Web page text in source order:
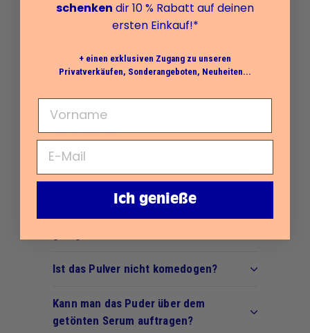
Kann mattierendes Puder eine
Enthält dieses Pulver Talkum?
Kann das Puder die Haut
austrocknen?
Kann man den Puder direkt auf die
ungeschminkte Haut auftragen?
Ist das Puder für empfindliche Haut
Ist das Pulver nicht komedogen?
Kann man das Puder über dem
getönten Serum auftragen?
schenken dir 10 % Rabatt auf deinen
ersten Einkauf!*
+ einen exklusiven Zugang zu unseren
Privatverkäufen, Sonderangeboten, Neuheiten...
Ich genieße